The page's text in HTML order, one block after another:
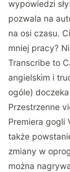
wypowiedzi
pozwala na
na osi czasu.
mniej pracy?
Transcribe to
angielskim i
ogóle)
Przestrzenne
Premiera gogli
także
zmiany w
można